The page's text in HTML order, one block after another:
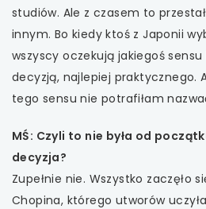
uwaga, link
uwaga, link
uwaga, link
uwaga, link
uwaga, link
studiów. Ale z czasem to
innym. Bo kiedy ktoś z Japonii
wszyscy oczekują jakiegoś
decyzją, najlepiej praktycznego.
tego sensu nie potrafiłam
MŚ: Czyli to nie była od
decyzja?
Zupełnie nie. Wszystko zaczęło
Chopina, którego utworów